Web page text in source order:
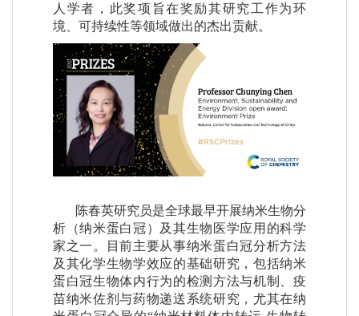
人学者，此奖项旨在奖励其研究工作为环
境、可持续性等领域做出的杰出贡献。
陈春英研究员是全球最早开展纳米生物分
析（纳米蛋白冠）及其生物医学应用的科学
家之一。目前主要从事纳米蛋白冠分析方法
及其化学生物学效应的基础研究，包括纳米
蛋白冠生物体内行为的检测方法与机制、疫
苗纳米佐剂与药物递送系统研究，尤其在纳